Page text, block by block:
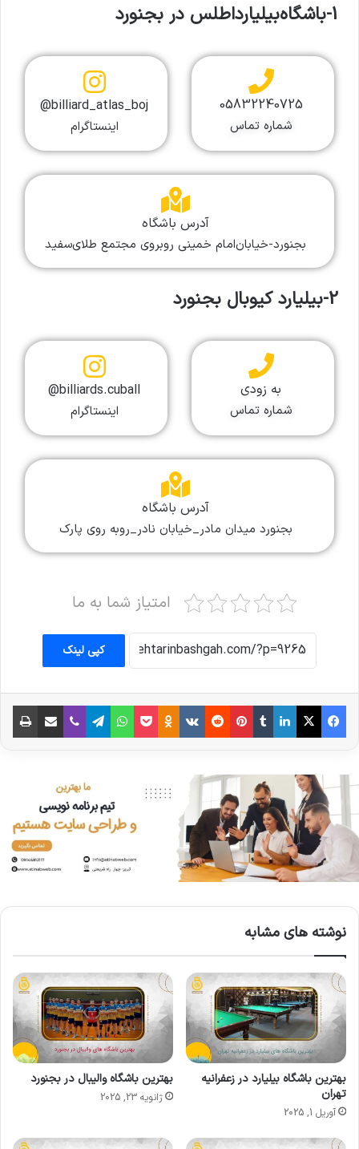
1-باشگاه‌بیلیارد‌اطلس در بجنورد
05832240725
شماره تماس
billiard_atlas_boj@
اینستاگرام
آدرس باشگاه
بجنورد-خیابان‌امام خمینی روبروی مجتمع طلای‌سفید
2-بیلیارد کیوبال بجنورد
به زودی
شماره تماس
billiards.cuball@
اینستاگرام
آدرس باشگاه
بجنورد میدان مادر_خیابان نادر_روبه روی پارک
امتیاز شما به ما
کپی لینک
نوشته های مشابه
بهترین باشگاه بیلیارد در زعفرانیه
تهران
آوریل 1, 2025
بهترین باشگاه والیبال در بجنورد
ژانویه 23, 2025